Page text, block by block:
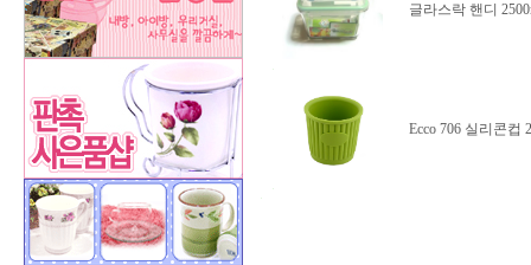
글라스락 핸디
Ecco 706 실리콘컵